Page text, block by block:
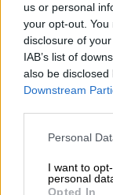
us or personal
your opt-out.
disclosure of
IAB’s list of
also be
Downstream
Please note that
not limited to
grant or deny
Personal
I want to
personal
Opted In
σκορπούν
χαμόγελα
στην Πάτρα
Δευτέρας, η
νυχτερινή
από αυτό,
Ανάσα